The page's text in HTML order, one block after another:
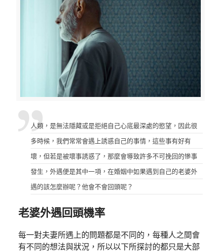
人類，是無法隱藏或是拒絕自己心底最深處的慾望，因此很
多時候，我們常常會遇上誘惑自己的事情，這些事有好有
壞，但若是被壞事誘惑了，那麼會導致許多不可挽回的慘事
發生，外遇便是其中一項，在婚姻中如果遇到自己的老婆外
遇的該怎麼辦呢？他會不會回頭呢？
老婆外遇回頭機率
每一對夫妻所遇上的問題都是不同的，每種人之間會
有不同的想法與狀況，所以以下所探討的都只是大部